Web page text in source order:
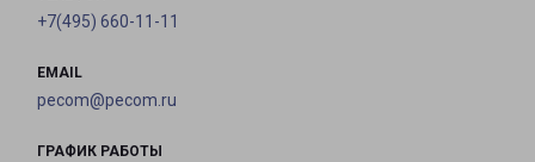
+7(495) 660-11-11
EMAIL
pecom@pecom.ru
ГРАФИК РАБОТЫ